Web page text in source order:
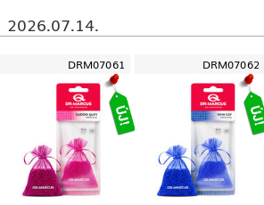
2026.07.14.
DRM07061 DRM07062